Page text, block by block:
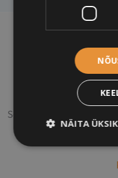
E-mail:
Vastuvõtt (24 h) :
Ürituste
Soontaga, Puka vald,
NÄITA